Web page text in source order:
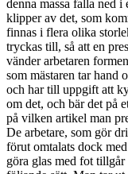
denna massa falla ned
klipper av det, som
finnas i flera olika
tryckas till, så att en
vänder arbetaren
som mästaren tar hand
och har till uppgift att
om det, och bär det på
på vilken artikel man
De arbetare, som gör
förut omtalats dock
göra glas med fot